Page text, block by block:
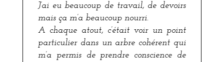
J’ai eu beaucoup de travail, de devoirs
mais ça m’a beaucoup nourri.
A chaque atout, c’était voir un point
particulier dans un arbre cohérent qui
m’a permis de prendre conscience de